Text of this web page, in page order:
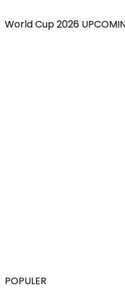
World Cup 2026
POPULER